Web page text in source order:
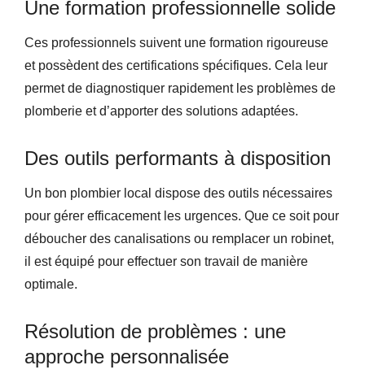
Une formation professionnelle solide
Ces professionnels suivent une formation rigoureuse
et possèdent des certifications spécifiques. Cela leur
permet de diagnostiquer rapidement les problèmes de
plomberie et d’apporter des solutions adaptées.
Des outils performants à disposition
Un bon plombier local dispose des outils nécessaires
pour gérer efficacement les urgences. Que ce soit pour
déboucher des canalisations ou remplacer un robinet,
il est équipé pour effectuer son travail de manière
optimale.
Résolution de problèmes : une
approche personnalisée